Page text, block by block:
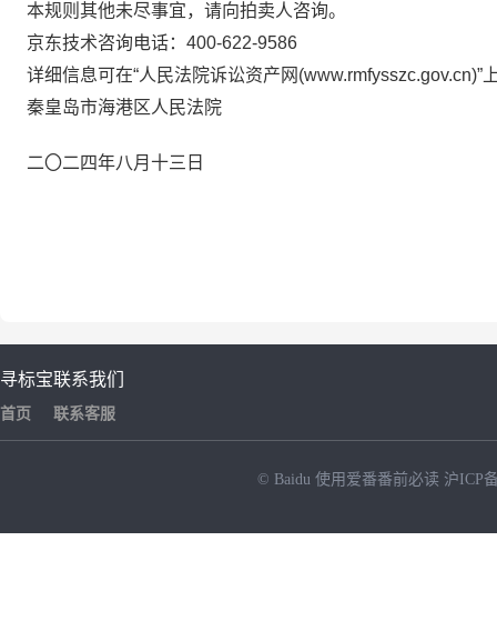
本规则其他未尽事宜，请向拍卖人咨询。
京东技术咨询电话： 400-622-9586
详细信息可在“人民法院诉讼资产网 (www.rmfysszc.gov.cn)”
秦皇岛市海港区人民法院
二〇二四年八 月十三 日
寻标宝
首页
联系我们
联系客服
© Baidu 使用爱番番前必读 沪ICP